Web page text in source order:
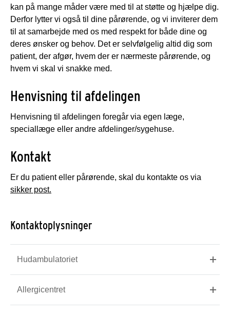
kan på mange måder være med til at støtte og hjælpe dig.
Derfor lytter vi også til dine pårørende, og vi inviterer dem
til at samarbejde med os med respekt for både dine og
deres ønsker og behov. Det er selvfølgelig altid dig som
patient, der afgør, hvem der er nærmeste pårørende, og
hvem vi skal vi snakke med.
Henvisning til afdelingen
Henvisning til afdelingen foregår via egen læge,
speciallæge eller andre afdelinger/sygehuse.
Kontakt
Er du patient eller pårørende, skal du kontakte os via
sikker post.
Kontaktoplysninger
Hudambulatoriet
Allergicentret